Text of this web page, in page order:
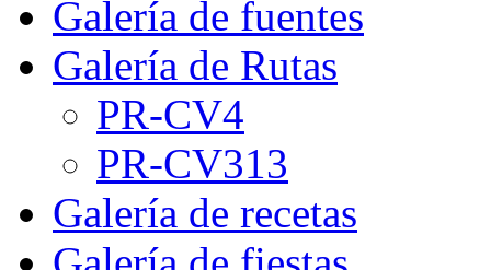
Galería de fuentes
Galería de Rutas
PR-CV4
PR-CV313
Galería de recetas